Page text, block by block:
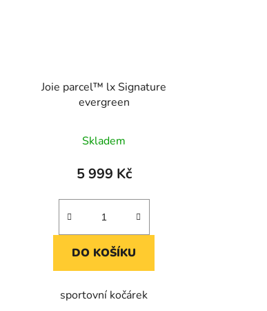
Joie parcel™ lx Signature
evergreen
Skladem
5 999 Kč
DO KOŠÍKU
sportovní kočárek